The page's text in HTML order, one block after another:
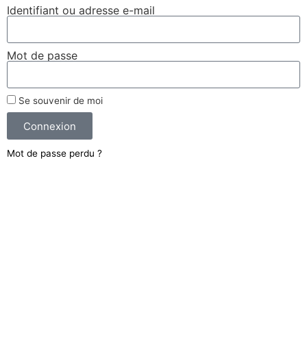
Identifiant ou adresse e-mail
Mot de passe
Se souvenir de moi
Connexion
Mot de passe perdu ?